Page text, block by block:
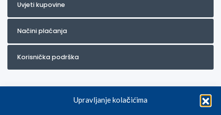
Upravljanje kolačićima
Uvjeti kupovine
Načini plaćanja
Korisnička podrška